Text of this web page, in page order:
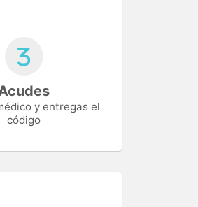
y entregas el
código